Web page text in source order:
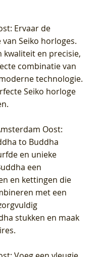
: Ervaar de
Seiko horloges.
kwaliteit en precisie,
combinatie van
technologie.
Seiko horloge
Oost:
to Buddha
en unieke
een
en kettingen die
met een
stukken en maak